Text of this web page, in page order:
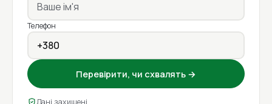
Телефон
Перевірити, чи схвалять →